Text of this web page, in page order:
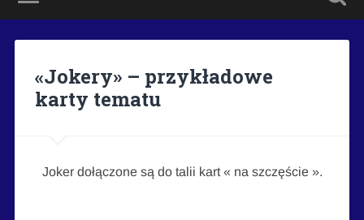
«Jokery» – przykładowe
karty tematu
Joker dołączone są do talii kart « na szczęście ».